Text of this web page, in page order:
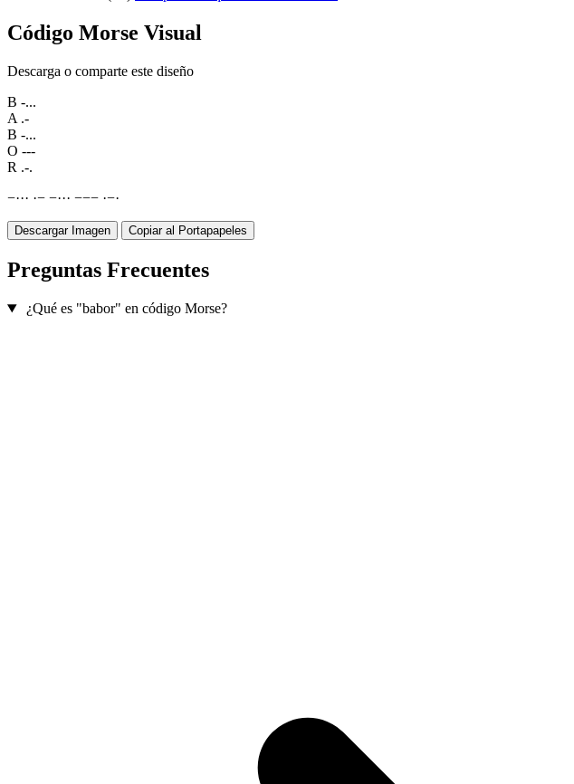
Código Morse Visual
Descarga o comparte este diseño
B -...
A .-
B -...
O ---
R .-.
−··· ·− −··· −−− ·−·
Descargar Imagen Copiar al Portapapeles
Preguntas Frecuentes
¿Qué es "babor" en código Morse?